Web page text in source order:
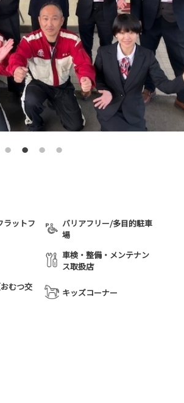
ラットフ
バリアフリー/多目的駐車
場
車検・整備・メンテナン
ス取扱店
むつ交
キッズコーナー